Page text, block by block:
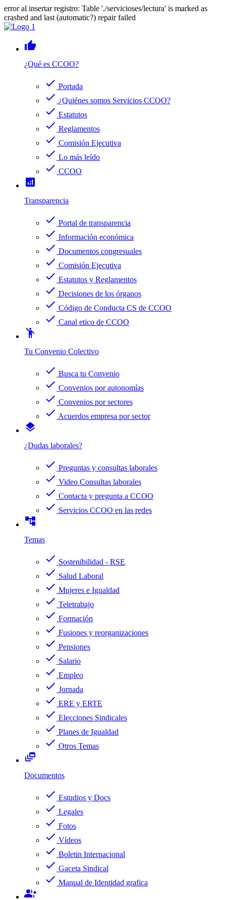
error al insertar registro: Table './servicioses/lectura' is marked as
crashed and last (automatic?) repair failed
thumb_up
¿Qué es CCOO?
check Portada
check ¿Quiénes somos Servicios CCOO?
check Estatutos
check Reglamentos
check Comisión Ejecutiva
check Lo más leído
check CCOO
analytics
Transparencia
check Portal de transparencia
check Información económica
check Documentos congresuales
check Comisión Ejecutiva
check Estatutos y Reglamentos
check Decisiones de los órganos
check Código de Conducta CS de CCOO
check Canal etico de CCOO
emoji_people
Tu Convenio Colectivo
check Busca tu Convenio
check Convenios por autonomías
check Convenios por sectores
check Acuerdos empresa por sector
layers
¿Dudas laborales?
check Preguntas y consultas laborales
check Video Consultas laborales
check Contacta y pregunta a CCOO
check Servicios CCOO en las redes
account_tree
Temas
check Sostenibilidad - RSE
check Salud Laboral
check Mujeres e Igualdad
check Teletrabajo
check Formación
check Fusiones y reorganizaciones
check Pensiones
check Salario
check Empleo
check Jornada
check ERE y ERTE
check Elecciones Sindicales
check Planes de Igualdad
check Otros Temas
dynamic_feed
Documentos
check Estudios y Docs
check Legales
check Fotos
check Vídeos
check Boletin Internacional
check Gaceta Sindical
check Manual de Identidad grafica
group_add